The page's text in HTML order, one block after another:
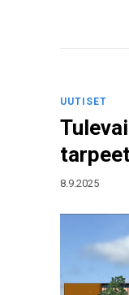
UUTISET
8.9.2025